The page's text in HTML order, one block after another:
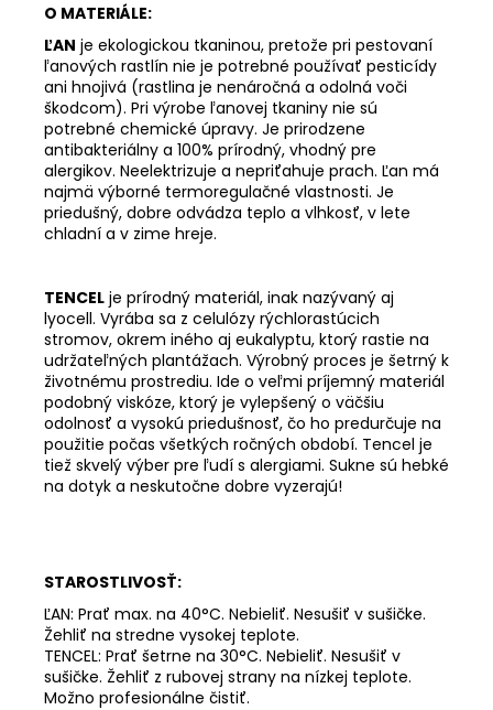
O MATERIÁLE:
ĽAN je ekologickou tkaninou, pretože pri pestovaní
ľanových rastlín nie je potrebné používať pesticídy
ani hnojivá (rastlina je nenáročná a odolná voči
škodcom). Pri výrobe ľanovej tkaniny nie sú
potrebné chemické úpravy. Je prirodzene
antibakteriálny a 100% prírodný, vhodný pre
alergikov. Neelektrizuje a nepriťahuje prach. Ľan má
najmä výborné termoregulačné vlastnosti. Je
priedušný, dobre odvádza teplo a vlhkosť, v lete
chladní a v zime hreje.
TENCEL je prírodný materiál, inak nazývaný aj
lyocell. Vyrába sa z celulózy rýchlorastúcich
stromov, okrem iného aj eukalyptu, ktorý rastie na
udržateľných plantážach. Výrobný proces je šetrný k
životnému prostrediu. Ide o veľmi príjemný materiál
podobný viskóze, ktorý je vylepšený o väčšiu
odolnosť a vysokú priedušnosť, čo ho predurčuje na
použitie počas všetkých ročných období. Tencel je
tiež skvelý výber pre ľudí s alergiami. Sukne sú hebké
na dotyk a neskutočne dobre vyzerajú!
STAROSTLIVOSŤ:
ĽAN: Prať max. na 40°C. Nebieliť. Nesušiť v sušičke.
Žehliť na stredne vysokej teplote.
TENCEL: Prať šetrne na 30°C. Nebieliť. Nesušiť v
sušičke. Žehliť z rubovej strany na nízkej teplote.
Možno profesionálne čistiť.